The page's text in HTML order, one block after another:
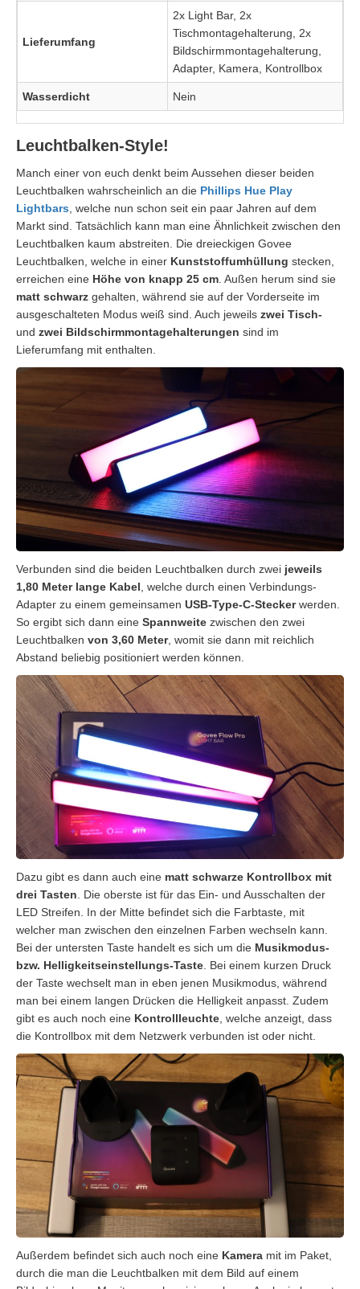
Lieferumfang
2x Light Bar, 2x
Tischmontagehalterung, 2x
Bildschirmmontagehalterung,
Adapter, Kamera, Kontrollbox
Wasserdicht Nein
Leuchtbalken-Style!
Manch einer von euch denkt beim Aussehen dieser beiden
Leuchtbalken wahrscheinlich an die Phillips Hue Play
Lightbars, welche nun schon seit ein paar Jahren auf dem
Markt sind. Tatsächlich kann man eine Ähnlichkeit zwischen den
Leuchtbalken kaum abstreiten. Die dreieckigen Govee
Leuchtbalken, welche in einer Kunststoffumhüllung stecken,
erreichen eine Höhe von knapp 25 cm. Außen herum sind sie
matt schwarz gehalten, während sie auf der Vorderseite im
ausgeschalteten Modus weiß sind. Auch jeweils zwei Tisch-
und zwei Bildschirmmontagehalterungen sind im
Lieferumfang mit enthalten.
Verbunden sind die beiden Leuchtbalken durch zwei jeweils
1,80 Meter lange Kabel, welche durch einen Verbindungs-
Adapter zu einem gemeinsamen USB-Type-C-Steckerwerden.
So ergibt sich dann eine Spannweite zwischen den zwei
Leuchtbalken von 3,60 Meter, womit sie dann mit reichlich
Abstand beliebig positioniert werden können.
Dazu gibt es dann auch eine matt schwarze Kontrollbox mit
drei Tasten. Die oberste ist für das Ein- und Ausschalten der
LED Streifen. In der Mitte befindet sich die Farbtaste, mit
welcher man zwischen den einzelnen Farben wechseln kann.
Bei der untersten Taste handelt es sich um die Musikmodus-
bzw. Helligkeitseinstellungs-Taste. Bei einem kurzen Druck
der Taste wechselt man in eben jenen Musikmodus, während
man bei einem langen Drücken die Helligkeit anpasst. Zudem
gibt es auch noch eine Kontrollleuchte, welche anzeigt, dass
die Kontrollbox mit dem Netzwerk verbunden ist oder nicht.
Außerdem befindet sich auch noch eine Kamera mit im Paket,
durch die man die Leuchtbalken mit dem Bild auf einem